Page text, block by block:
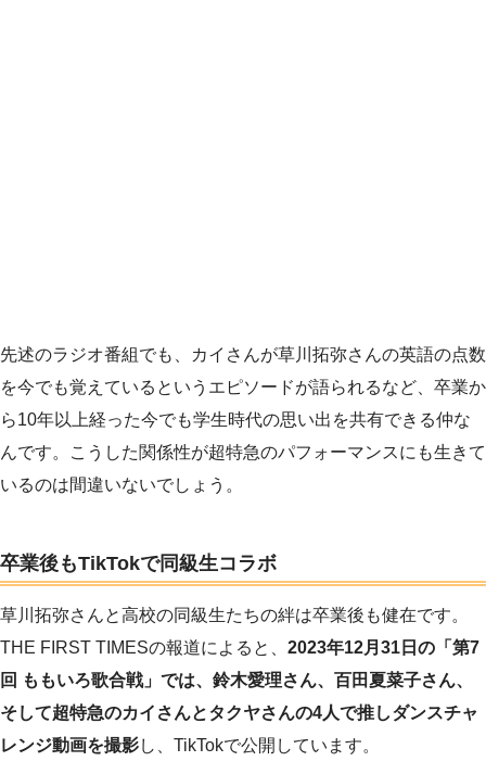
先述のラジオ番組でも、カイさんが草川拓弥さんの英語の点数
を今でも覚えているというエピソードが語られるなど、卒業か
ら10年以上経った今でも学生時代の思い出を共有できる仲な
んです。こうした関係性が超特急のパフォーマンスにも生きて
いるのは間違いないでしょう。
卒業後もTikTokで同級生コラボ
草川拓弥さんと高校の同級生たちの絆は卒業後も健在です。
THE FIRST TIMESの報道によると、 2023年12月31日の「第7
回 ももいろ歌合戦」では、鈴木愛理さん、百田夏菜子さん、
そして超特急のカイさんとタクヤさんの4人で推しダンスチャ
レンジ動画を撮影し、TikTokで公開しています。